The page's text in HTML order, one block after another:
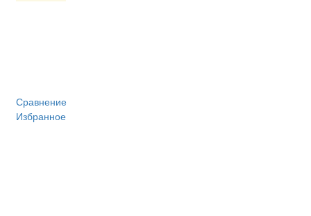
Сравнение
Избранное